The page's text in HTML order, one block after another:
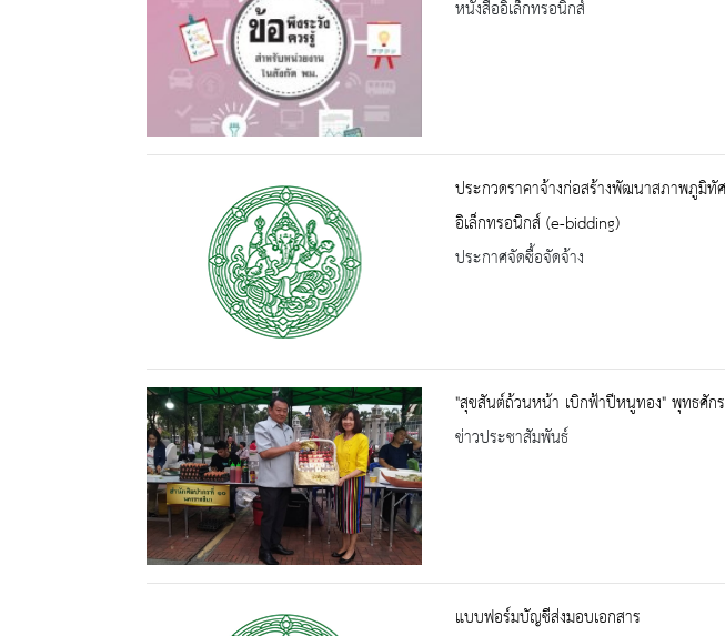
หนังสืออิเล็กทรอนิกส์
ประกวดราคาจ้างก่อสร้างพัฒนาสภาพภูมิ
อิเล็กทรอนิกส์ (e-bidding)
ประกาศจัดซื้อจัดจ้าง
"สุขสันต์ถ้วนหน้า เบิกฟ้าปีหนูทอง" พุทธศั
ข่าวประชาสัมพันธ์
แบบฟอร์มบัญชีส่งมอบเอกสาร